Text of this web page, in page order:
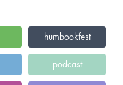
humbookfest
podcast